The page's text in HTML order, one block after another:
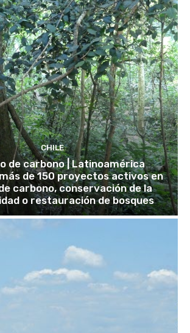
CHILE
de carbono | Latinoamérica
de 150 proyectos activos en
carbono, conservación de la
o restauración de bosques